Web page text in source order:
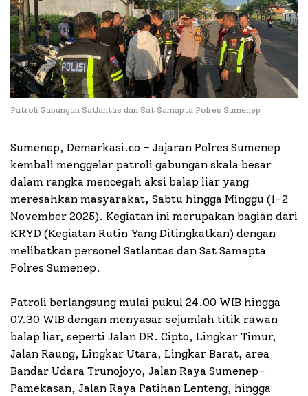
Patroli Gabungan Satlantas dan Sat Samapta Polres Sumenep
Sumenep, Demarkasi.co – Jajaran Polres Sumenep
kembali menggelar patroli gabungan skala besar
dalam rangka mencegah aksi balap liar yang
meresahkan masyarakat, Sabtu hingga Minggu (1–2
November 2025). Kegiatan ini merupakan bagian dari
KRYD (Kegiatan Rutin Yang Ditingkatkan) dengan
melibatkan personel Satlantas dan Sat Samapta
Polres Sumenep.
Patroli berlangsung mulai pukul 24.00 WIB hingga
07.30 WIB dengan menyasar sejumlah titik rawan
balap liar, seperti Jalan DR. Cipto, Lingkar Timur,
Jalan Raung, Lingkar Utara, Lingkar Barat, area
Bandar Udara Trunojoyo, Jalan Raya Sumenep–
Pamekasan, Jalan Raya Patihan Lenteng, hingga